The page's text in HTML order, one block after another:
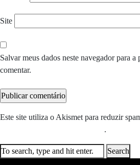
Site
Salvar meus dados neste navegador para
comentar.
Este site utiliza o Akismet para reduzir
.
Search